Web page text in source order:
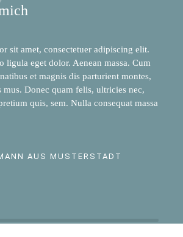
sit amet, consectetuer adipiscing elit.
ligula eget dolor. Aenean massa. Cum
et magnis dis parturient montes,
mus. Donec quam felis, ultricies nec,
quis, sem. Nulla consequat massa
AUS MUSTERSTADT